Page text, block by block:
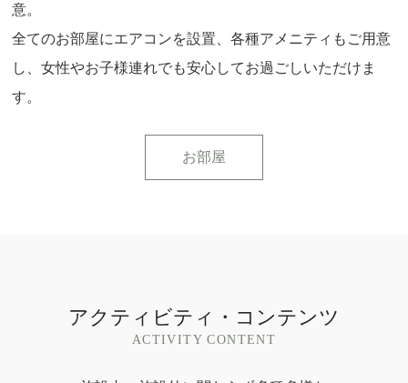
意。
全てのお部屋にエアコンを設置、各種アメニティもご用意
し、女性やお子様連れでも安心してお過ごしいただけま
す。
お部屋
アクティビティ・コンテンツ
ACTIVITY CONTENT